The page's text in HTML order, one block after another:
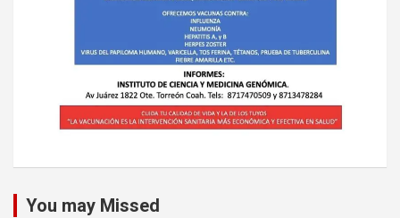
You may Missed